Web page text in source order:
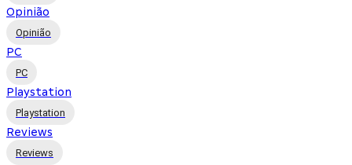
Opinião
Opinião
PC
PC
Playstation
Playstation
Reviews
Reviews